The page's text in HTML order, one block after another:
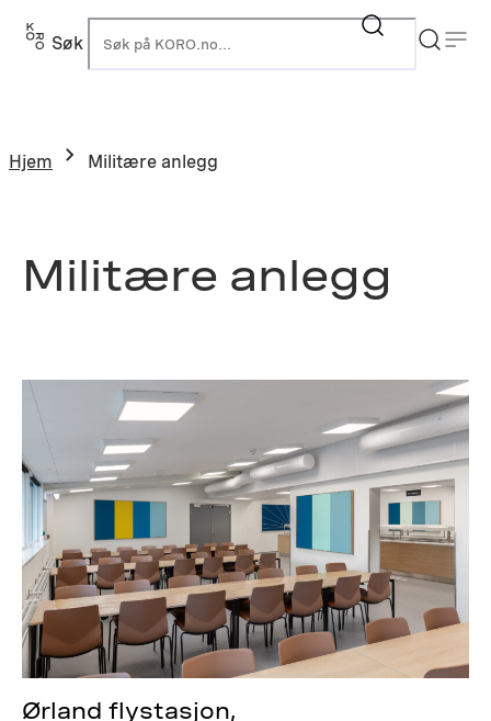
Hopp
Søk
Hjem Militære anlegg
Militære anlegg
Ørland flystasjon,